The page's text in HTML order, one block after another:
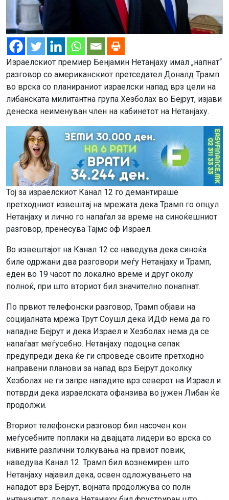
Израелскиот премиер Бенјамин Нетанјаху имал „напнат“
разговор со американскиот претседател Доналд Трамп
во врска со планираниот израелски напад врз цели на
либанската милитантна група Хезболах во Бејрут, изјави
денеска неименуван член на кабинетот на Нетанјаху.
Тој за израелскиот Канал 12 го демантираше
претходниот извештај на мрежата дека Трамп го опцул
Нетанјаху и лично го напаѓал за време на синоќешниот
разговор, пренесува Тајмс оф Израел.
Во извештајот на Канал 12 се наведува дека синоќа
биле одржани два разговори меѓу Нетанјаху и Трамп,
еден во 19 часот по локално време и друг околу
полноќ, при што вториот бил значително понапнат.
По првиот телефонски разговор, Трамп објави на
социјалната мрежа Трут Соушл дека ИДФ нема да го
нападне Бејрут и дека Израел и Хезболах нема да се
напаѓаат меѓусебно. Нетанјаху подоцна сепак
предупреди дека ќе ги спроведе своите претходно
направени планови за напад врз Бејрут доколку
Хезболах не ги запре нападите врз северот на Израел и
потврди дека израелската офанзива во јужен Либан ќе
продолжи.
Вториот телефонски разговор бил насочен кон
меѓусебните поплаки на двајцата лидери во врска со
нивните различни толкувања на првиот повик,
наведува Канал 12. Трамп бил вознемирен што
Нетанјаху најавил дека, освен одложувањето на
нападот врз Бејрут, војната продолжува со полн